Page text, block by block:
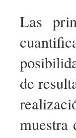
Las
de
muestra